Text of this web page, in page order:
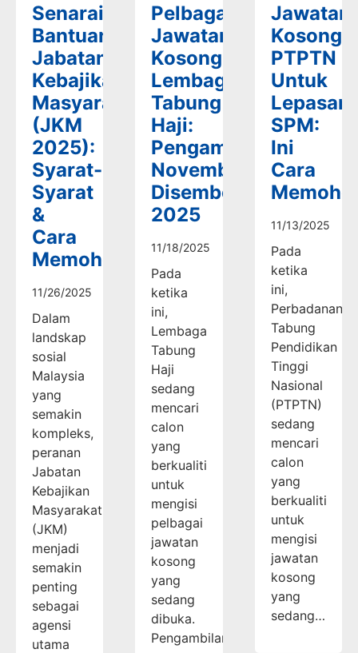
Senarai
Bantuan
Jabatan
Kebajikan
Masyarakat
(JKM
2025):
Syarat-
Syarat
&
Cara
Memohon
11/26/2025
Dalam
landskap
sosial
Malaysia
yang
semakin
kompleks,
peranan
Jabatan
Kebajikan
Masyarakat
(JKM)
menjadi
semakin
penting
sebagai
agensi
utama
Pelbagai
Jawatan
Kosong
Lembaga
Tabung
Haji:
Pengambilan
November-
Disember
2025
11/18/2025
Pada
ketika
ini,
Lembaga
Tabung
Haji
sedang
mencari
calon
yang
berkualiti
untuk
mengisi
pelbagai
jawatan
kosong
yang
sedang
dibuka.
Pengambilan…
Jawatan
Kosong
PTPTN
Untuk
Lepasan
SPM:
Ini
Cara
11/13/2025
Pada
ketika
ini,
Perbadanan
Tabung
Pendidikan
Tinggi
Nasional
(PTPTN)
sedang
mencari
calon
yang
berkualiti
untuk
mengisi
jawatan
kosong
yang
sedang…